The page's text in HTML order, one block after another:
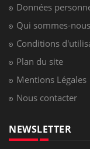
Données
Qui sommes-nous
Conditions
Plan du site
Mentions Légales
Nous contacter
NEWSLETTER